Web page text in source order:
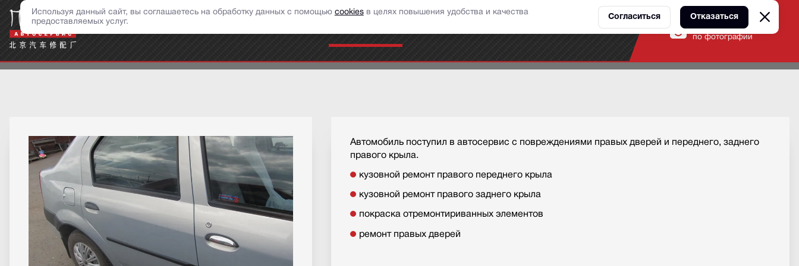
Контакты Оценка ремонта
по фотографии
Автомобиль поступил в автосервис с повреждениями правых дверей и переднего, заднего
правого крыла.
кузовной ремонт правого переднего крыла
кузовной ремонт правого заднего крыла
покраска отремонтириванных элементов
ремонт правых дверей
Используя данный сайт, вы соглашаетесь на обработку данных с помощью cookiesв целях повышения удобства и качества
предоставляемых услуг.
Согласиться Отказаться